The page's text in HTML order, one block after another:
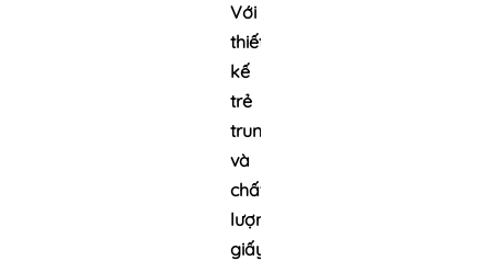
Với
thiết
kế
trẻ
trung
và
chất
lượng
giấy